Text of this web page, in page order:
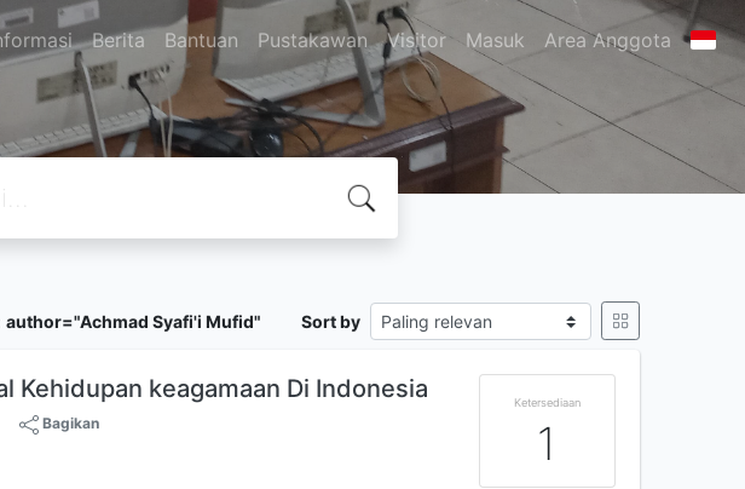
Berita Bantuan Pustakawan Visitor Masuk Area Anggota
author="Achmad Syafi'i Mufid" Sort by
Kehidupan keagamaan Di Indonesia
Bagikan
Ketersediaan
1